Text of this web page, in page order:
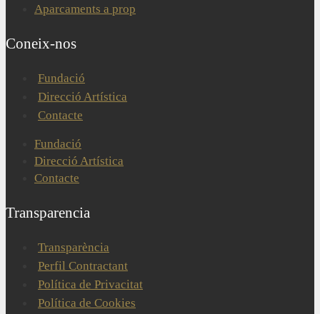
Aparcaments a prop
Coneix-nos
Fundació
Direcció Artística
Contacte
Fundació
Direcció Artística
Contacte
Transparencia
Transparència
Perfil Contractant
Política de Privacitat
Política de Cookies